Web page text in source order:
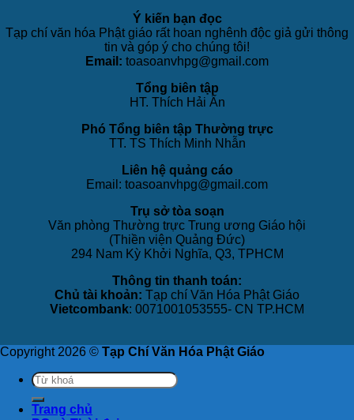
Ý kiến bạn đọc
Tạp chí văn hóa Phật giáo rất hoan nghênh độc giả gửi thông
tin và góp ý cho chúng tôi!
Email: toasoanvhpg@gmail.com
Tổng biên tập
HT. Thích Hải Ấn
Phó Tổng biên tập Thường trực
TT. TS Thích Minh Nhẫn
Liên hệ quảng cáo
Email: toasoanvhpg@gmail.com
Trụ sở tòa soạn
Văn phòng Thường trực Trung ương Giáo hội
(Thiền viện Quảng Đức)
294 Nam Kỳ Khởi Nghĩa, Q3, TPHCM
Thông tin thanh toán:
Chủ tài khoản: Tạp chí Văn Hóa Phật Giáo
Vietcombank: 0071001053555- CN TP.HCM
Copyright 2026 © Tạp Chí Văn Hóa Phật Giáo
Trang chủ